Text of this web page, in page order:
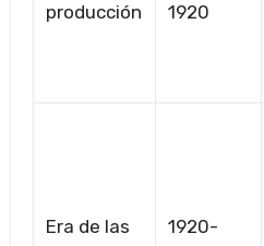
producción
1920
Era de las
1920-